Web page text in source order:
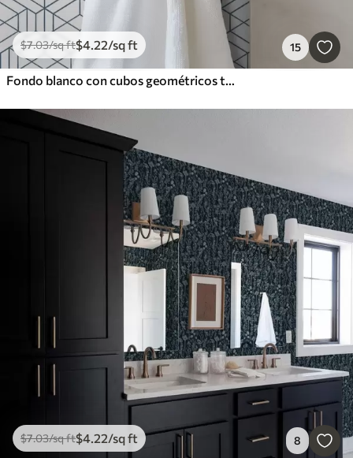
$7.03/sq ft$4.22/sq ft 15
Fondo blanco con cubos geométricos tridimensionales azules
$7.03/sq ft$4.22/sq ft 8